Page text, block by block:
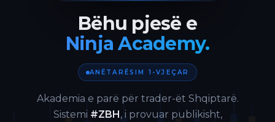
Bëhu pjesë e
Ninja Academy.
ANËTARËSIM 1-VJEÇAR
Akademia e parë për trader-ët Shqiptarë.
Sistemi #ZBH, i provuar publikisht,